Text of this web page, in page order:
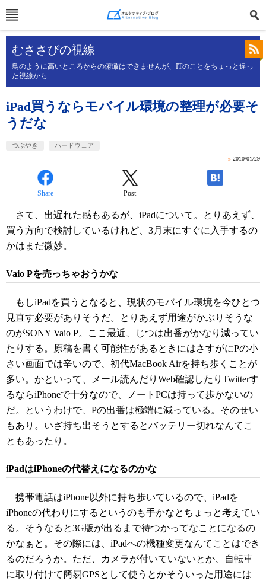
むささびの視線
鳥のように高いところからの俯瞰はできませんが、ITのことをちょっと違っ
た視線から
iPad買うならモバイル環境の整理が必要そ
うだな
つぶやき ハードウェア
» 2010/01/29
Share Post -
さて、出遅れた感もあるが、iPadについて。とりあえず、
買う方向で検討しているけれど、3月末にすぐに入手するの
かはまだ微妙。
Vaio Pを売っちゃおうかな
もしiPadを買うとなると、現状のモバイル環境を今ひとつ
見直す必要がありそうだ。とりあえず用途がかぶりそうな
のがSONY Vaio P。ここ最近、じつは出番がかなり減ってい
たりする。原稿を書く可能性があるときにはさすがにPの小
さい画面では辛いので、初代MacBook Airを持ち歩くことが
多い。かといって、メール読んだりWeb確認したりTwitterす
るならiPhoneで十分なので、ノートPCは持って歩かないの
だ。というわけで、Pの出番は極端に減っている。そのせい
もあり。いざ持ち出そうとするとバッテリー切れなんてこ
ともあったり。
iPadはiPhoneの代替えになるのかな
携帯電話はiPhone以外に持ち歩いているので、iPadを
iPhoneの代わりにするというのも手かなとちょっと考えてい
る。そうなると3G版が出るまで待つかってなことになるの
かなぁと。その際には、iPadへの機種変更なんてことはでき
るのだろうか。ただ、カメラが付いていないとか、自転車
に取り付けて簡易GPSとして使うとかそういった用途には